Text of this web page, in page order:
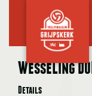
Wesseling
Details